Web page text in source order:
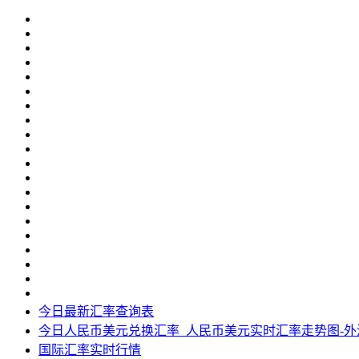
今日最新汇率查询表
今日人民币美元兑换汇率_人民币美元实时汇率走势图-
国际汇率实时行情